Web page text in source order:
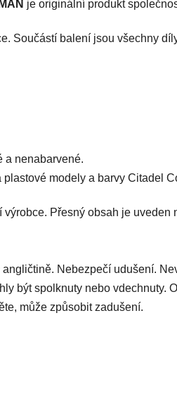
je originální produkt
Součástí balení jsou všechny
a nenabarvené.
modely a barvy Citadel
Přesný obsah je uveden
Nebezpečí udušení.
být spolknuty nebo vdechnuty.
může způsobit zadušení.